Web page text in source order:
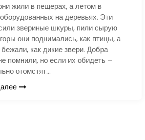
жили в пещерах, а летом в
оборудованных на деревьях. Эти
звериные шкуры, пили сырую
они поднимались, как птицы, а
бежали, как дикие звери. Добра
помнили, но если их обидеть –
отомстят…